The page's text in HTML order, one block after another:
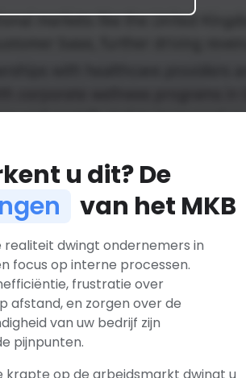
u dit? De
van het MKB
realiteit dwingt ondernemers in
focus op interne processen.
frustratie over
afstand, en zorgen over de
van uw bedrijf zijn
pijnpunten.